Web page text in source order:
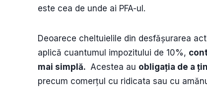
este cea de unde ai PFA-ul.
Deoarece cheltuielile din desfășurarea
aplică cuantumul impozitului de 10%,
mai simplă. Acestea au obligația de a
precum comerțul cu ridicata sau cu